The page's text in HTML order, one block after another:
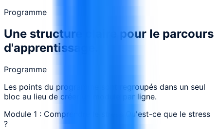
Programme
Une structure claire pour le parcours
d'apprentissage.
Programme
Les points du programme sont regroupés dans un seul
bloc au lieu de créer un module par ligne.
Module 1 : Comprendre le stress Qu'est-ce que le stress
?